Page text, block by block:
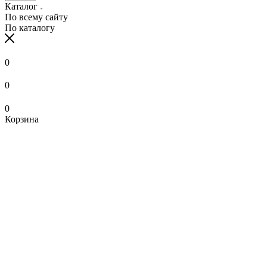
Каталог
По всему сайту
По каталогу
0
0
0
Корзина